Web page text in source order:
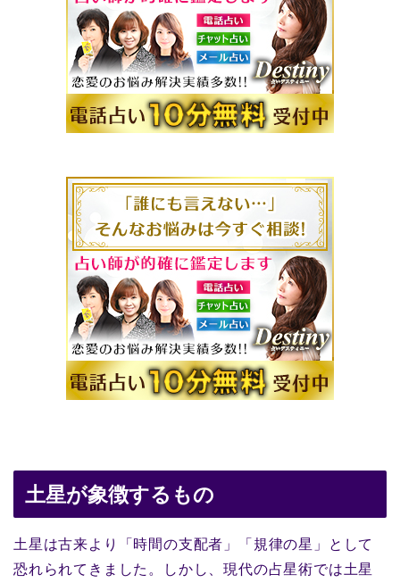
土星が象徴するもの
土星は古来より「時間の支配者」「規律の星」として
恐れられてきました。しかし、現代の占星術では土星